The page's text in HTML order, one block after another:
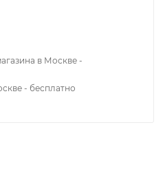
в Москве -
- бесплатно